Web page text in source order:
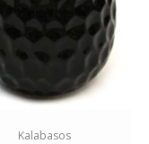
Kalabasos